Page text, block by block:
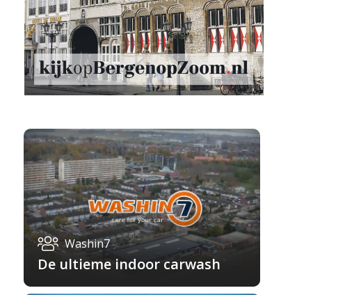
Washin7
De ultieme indoor carwash